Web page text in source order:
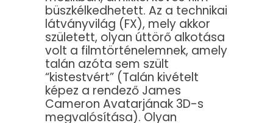
büszkélkedhetett. Az a technikai
látványvilág (FX), mely akkor
született, olyan úttörő alkotása
volt a filmtörténelemnek, amely
talán azóta sem szült
“kistestvért” (Talán kivételt
képez a rendező James
Cameron Avatarjának 3D-s
megvalósítása). Olyan